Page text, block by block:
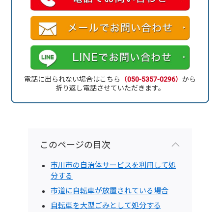
電話に出られない場合はこちら （050-5357-0296） から
折り返し電話させていただきます。
このページの目次
市川市の自治体サービスを利用して処
分する
市道に自転車が放置されている場合
自転車を大型ごみとして処分する